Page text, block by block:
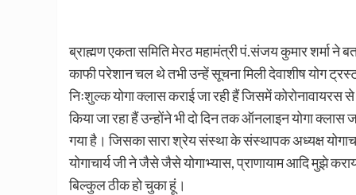
ब्राह्मण एकता समिति मेरठ महामंत्री पं.संजय कुमार शर्मा ने
काफी परेशान चल थे तभी उन्हें सूचना मिली देवाशीष योग
निःशुल्क योगा क्लास कराई जा रही हैं जिसमें कोरोनावायरस
किया जा रहा हैं उन्होंने भी दो दिन तक ऑनलाइन योगा
गया है। जिसका सारा श्रेय संस्था के संस्थापक अध्यक्ष
योगाचार्य जी ने जैसे जैसे योगाभ्यास, प्राणायाम आदि मुझे
बिल्कुल ठीक हो चुका हूं।